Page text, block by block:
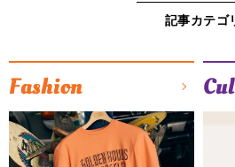
記事カテゴ
Fashion